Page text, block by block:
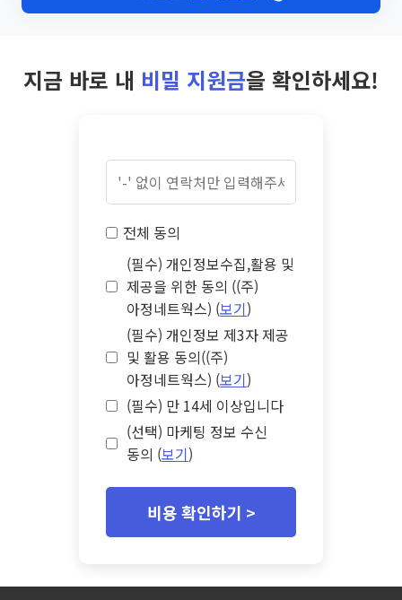
지금 바로 내 비밀 지원금을 확인하세요!
전체 동의
(필수) 개인정보수집,활용 및
제공을 위한 동의 ((주)
아정네트웍스) (보기)
(필수) 개인정보 제3자 제공
및 활용 동의((주)
아정네트웍스) (보기)
(필수) 만 14세 이상입니다
(선택) 마케팅 정보 수신
동의 (보기)
비용 확인하기 >